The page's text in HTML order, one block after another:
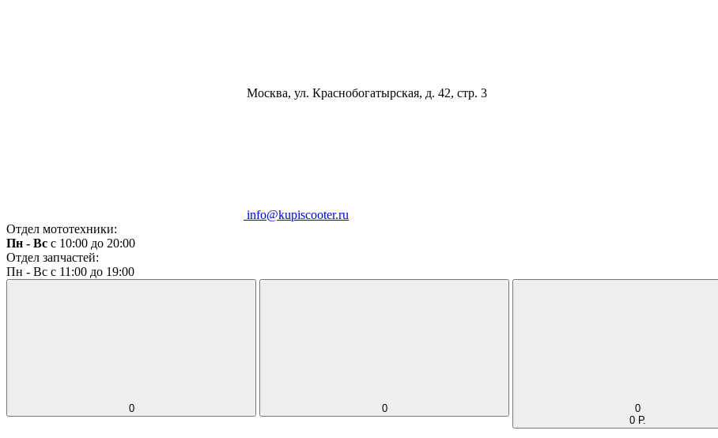
Москва, ул. Краснобогатырская, д. 42, стр. 3
info@kupiscooter.ru
Отдел мототехники:
Пн - Вс с 10:00 до 20:00
Отдел запчастей:
Пн - Вс с 11:00 до 19:00
0 0
0
0 Р.